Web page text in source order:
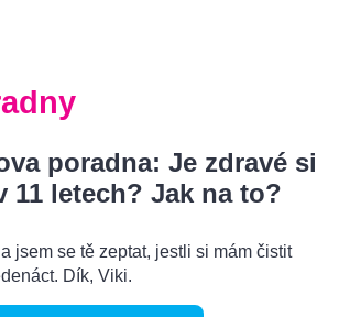
poradna: Je zdravé si
letech? Jak na to?
jsem se tě zeptat, jestli si mám čistit
Dík, Viki.